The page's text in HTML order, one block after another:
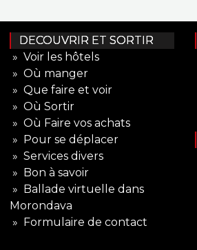
DECOUVRIR ET SORTIR
» Voir les hôtels
» Où manger
» Que faire et voir
» Où Sortir
» Où Faire vos achats
» Pour se déplacer
» Services divers
» Bon à savoir
» Ballade virtuelle dans
Morondava
» Formulaire de contact